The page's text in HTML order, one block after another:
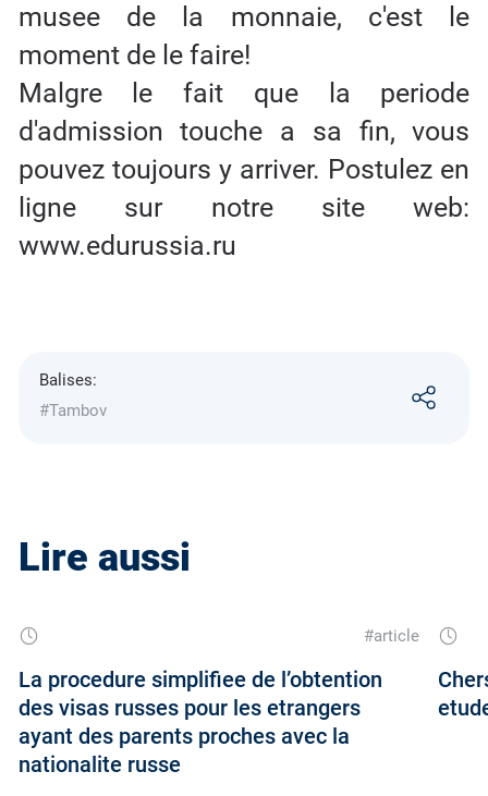
musee de la monnaie, c'est le
moment de le faire!
Malgre le fait que la periode
d'admission touche a sa fin, vous
pouvez toujours y arriver. Postulez en
ligne sur notre site web:
www.edurussia.ru
Balises:
#Tambov
Lire aussi
#article
La procedure simplifiee de l’obtention
des visas russes pour les etrangers
ayant des parents proches avec la
nationalite russe